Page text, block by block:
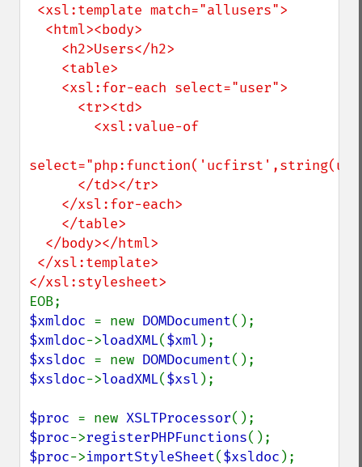
$xmldoc = new DOMDocument
$xmldoc->loadXML($xml
$xsldoc = new DOMDocument
$xsldoc->loadXML($xsl );
$proc = new XSLTProcessor
$proc->registerPHPFunctions
$proc->importStyleSheet($xsldoc );